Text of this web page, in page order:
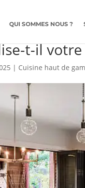
QUI SOMMES NOUS ?
t-il votre
| Cuisine haut de